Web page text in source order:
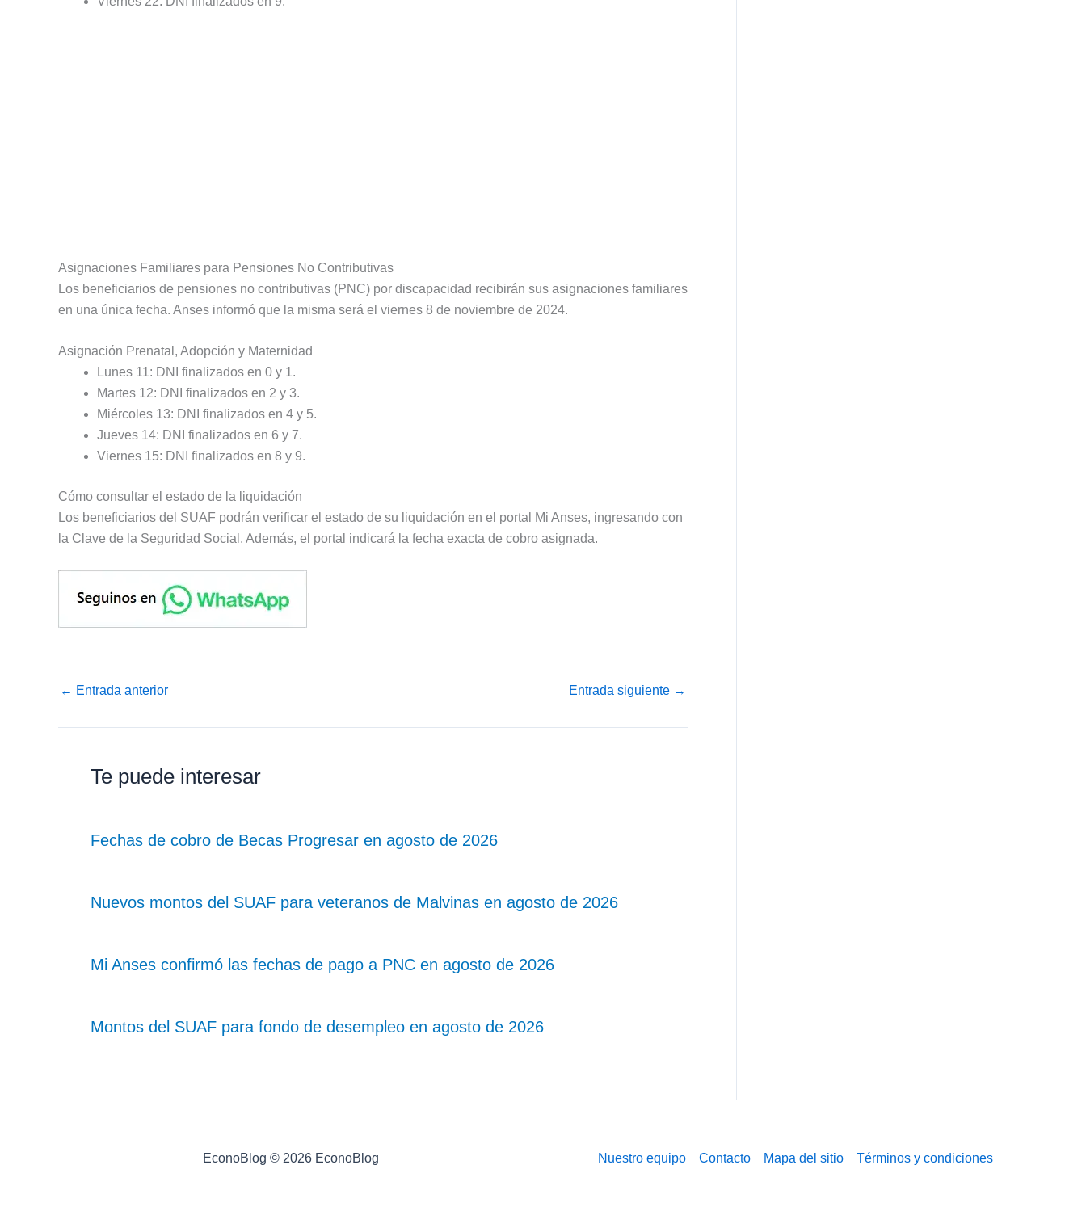
Asignaciones Familiares para Pensiones No Contributivas
Los beneficiarios de pensiones no contributivas (PNC) por discapacidad recibirán sus asignaciones familiares
en una única fecha. Anses informó que la misma será el viernes 8 de noviembre de 2024.
Asignación Prenatal, Adopción y Maternidad
Lunes 11: DNI finalizados en 0 y 1.
Martes 12: DNI finalizados en 2 y 3.
Miércoles 13: DNI finalizados en 4 y 5.
Jueves 14: DNI finalizados en 6 y 7.
Viernes 15: DNI finalizados en 8 y 9.
Cómo consultar el estado de la liquidación
Los beneficiarios del SUAF podrán verificar el estado de su liquidación en el portal Mi Anses, ingresando con
la Clave de la Seguridad Social. Además, el portal indicará la fecha exacta de cobro asignada.
← Entrada anterior Entrada siguiente →
Te puede interesar
Fechas de cobro de Becas Progresar en agosto de 2026
Nuevos montos del SUAF para veteranos de Malvinas en agosto de 2026
Mi Anses confirmó las fechas de pago a PNC en agosto de 2026
Montos del SUAF para fondo de desempleo en agosto de 2026
EconoBlog © 2026 EconoBlog Nuestro equipo Contacto Mapa del sitio Términos y condiciones